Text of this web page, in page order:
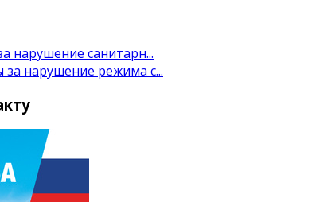
нарушение санитарн...
нарушение режима с...